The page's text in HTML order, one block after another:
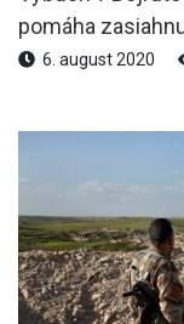
pomáha
6. august 2020